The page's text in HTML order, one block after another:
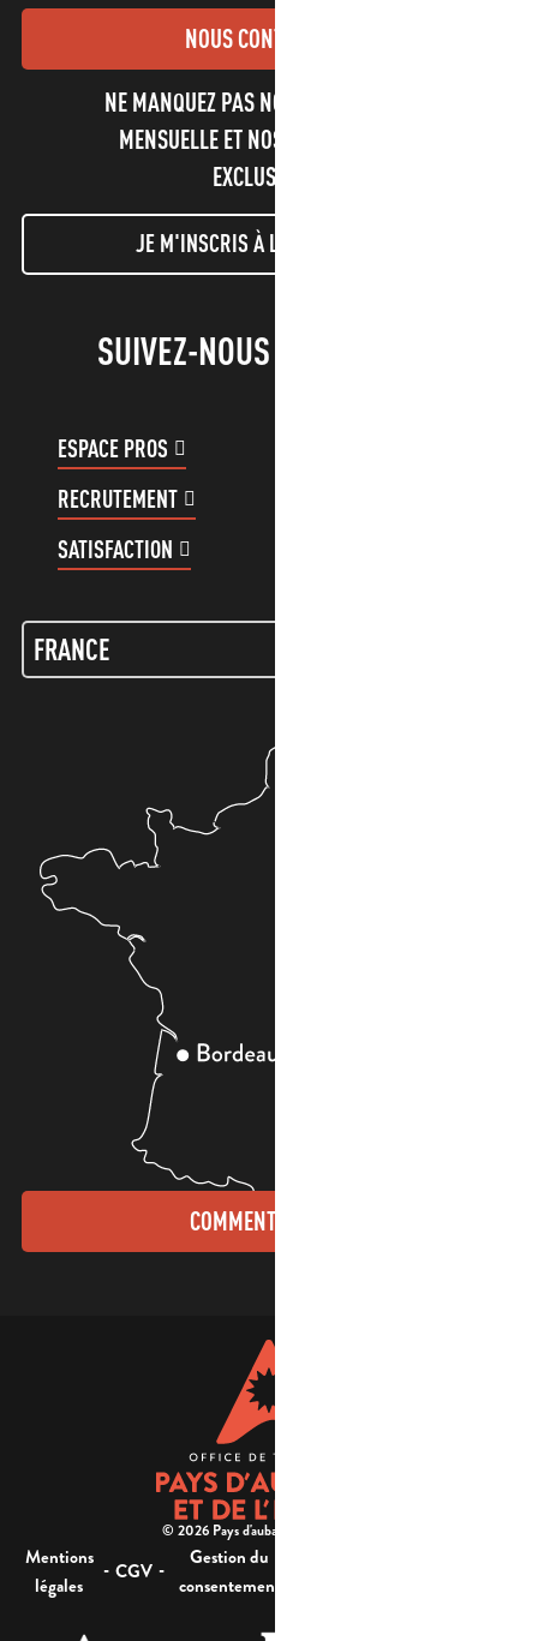
NOUS CONTACTER
NE MANQUEZ PAS NOTRE NEWSLETTER
MENSUELLE ET NOS INFORMATIONS
EXCLUSIVES !
JE M'INSCRIS À LA NEWSLETTER
SUIVEZ-NOUS !
ESPACE PROS
RECRUTEMENT
SATISFACTION
COMMENT VENIR ?
© 2026 Pays d'aubagne et de l'étoile -
Mentions
légales
- CGV -
Gestion du
consentement